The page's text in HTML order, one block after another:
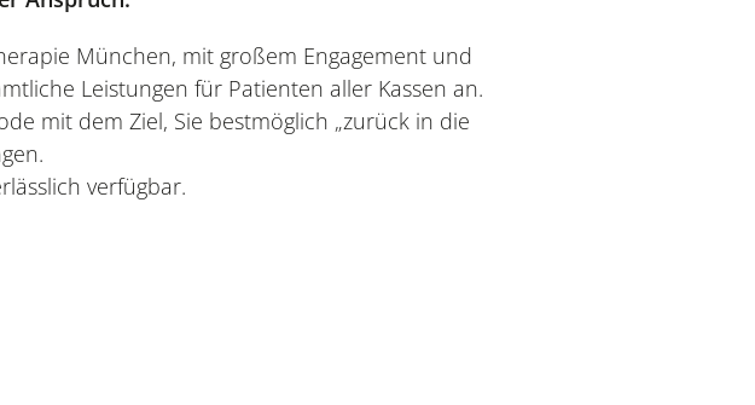
München, mit großem Engagement und
Leistungen für Patienten aller Kassen an.
mit dem Ziel, Sie bestmöglich „zurück in die
verfügbar.